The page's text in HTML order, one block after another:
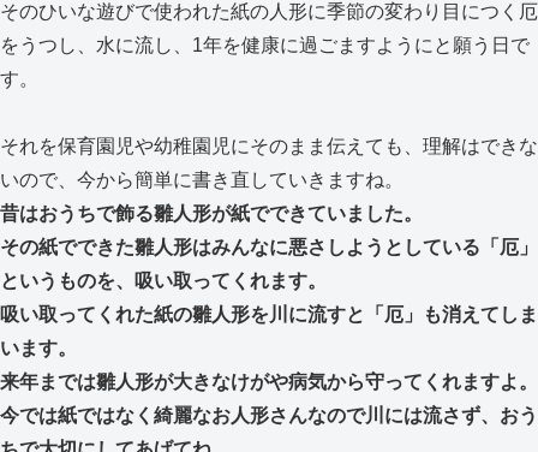
そのひいな遊びで使われた紙の人形に季節の変わり目につく厄
をうつし、水に流し、1年を健康に過ごますようにと願う日で
す。
それを保育園児や幼稚園児にそのまま伝えても、理解はできな
いので、今から簡単に書き直していきますね。
昔はおうちで飾る雛人形が紙でできていました。
その紙でできた雛人形はみんなに悪さしようとしている「厄」
というものを、吸い取ってくれます。
吸い取ってくれた紙の雛人形を川に流すと「厄」も消えてしま
います。
来年までは雛人形が大きなけがや病気から守ってくれますよ。
今では紙ではなく綺麗なお人形さんなので川には流さず、おう